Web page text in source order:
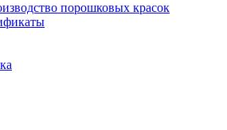
порошковых красок